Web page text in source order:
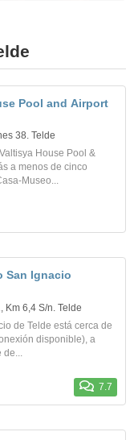
Pool and Airport
38. Telde
House Pool &
a menos de cinco
Museo...
San Ignacio
Km 6,4 S/n. Telde
de Telde está cerca de
disponible), a
de...
7.7